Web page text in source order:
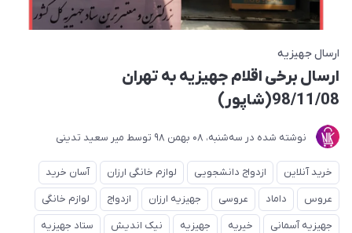
ارسال جهیزیه
ارسال برخی اقلام جهیزیه به تهران
98/11/08(شاپور)
نوشته شده در ﺳﻪشنبه، 08 بهمن 98 توسط میر سعید تدینی
خرید آنلاین ازدواج دانشجویی لوازم خانگی ارزان
آسان خرید
عروس
داماد عروسی جهیزیه ارزان ازدواج
لوازم خانگی
جهیزیه آسمانی
خیریه جهیزیه نیک اندیش ستاد جهیزیه